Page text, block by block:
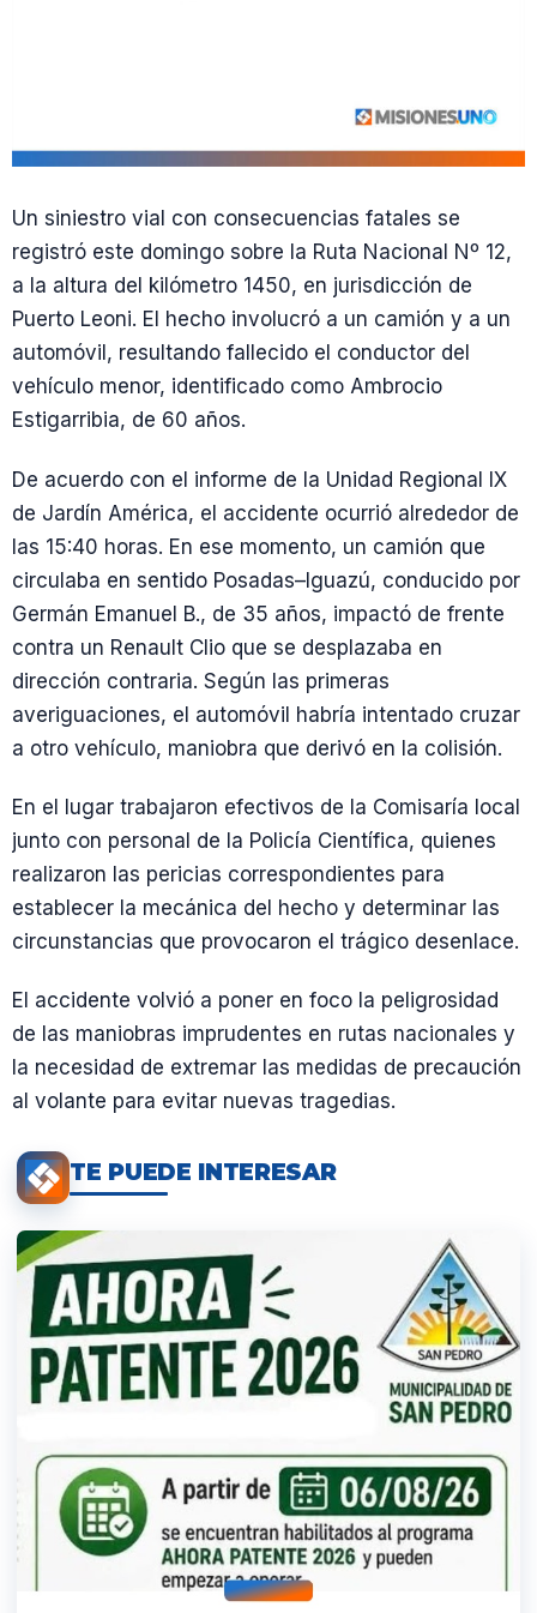
Un siniestro vial con consecuencias fatales se
registró este domingo sobre la Ruta Nacional Nº 12,
a la altura del kilómetro 1450, en jurisdicción de
Puerto Leoni. El hecho involucró a un camión y a un
automóvil, resultando fallecido el conductor del
vehículo menor, identificado como Ambrocio
Estigarribia, de 60 años.
De acuerdo con el informe de la Unidad Regional IX
de Jardín América, el accidente ocurrió alrededor de
las 15:40 horas. En ese momento, un camión que
circulaba en sentido Posadas–Iguazú, conducido por
Germán Emanuel B., de 35 años, impactó de frente
contra un Renault Clio que se desplazaba en
dirección contraria. Según las primeras
averiguaciones, el automóvil habría intentado cruzar
a otro vehículo, maniobra que derivó en la colisión.
En el lugar trabajaron efectivos de la Comisaría local
junto con personal de la Policía Científica, quienes
realizaron las pericias correspondientes para
establecer la mecánica del hecho y determinar las
circunstancias que provocaron el trágico desenlace.
El accidente volvió a poner en foco la peligrosidad
de las maniobras imprudentes en rutas nacionales y
la necesidad de extremar las medidas de precaución
al volante para evitar nuevas tragedias.
TE PUEDE INTERESAR